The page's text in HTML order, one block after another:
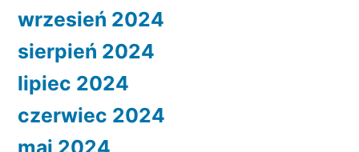
wrzesień 2024
sierpień 2024
lipiec 2024
czerwiec 2024
maj 2024